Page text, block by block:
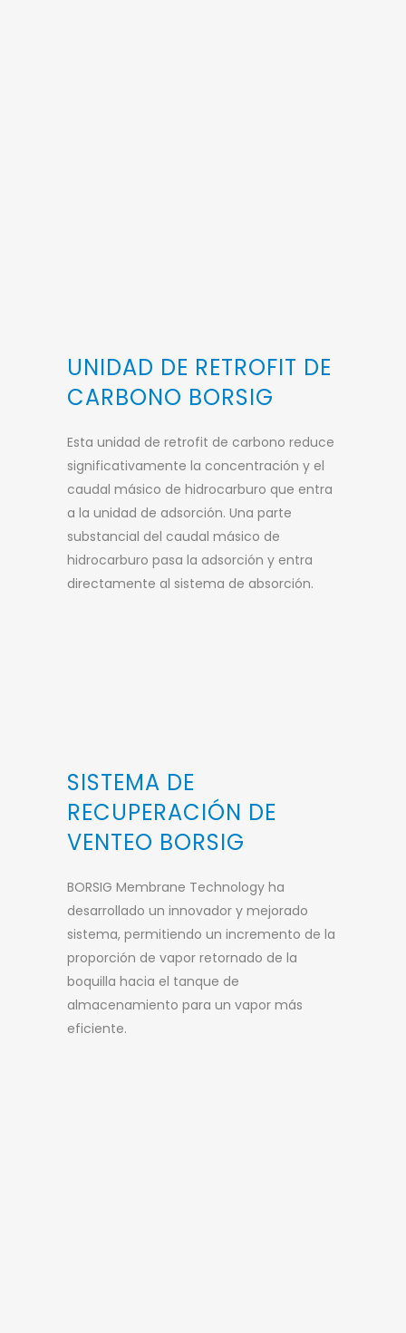
UNIDAD DE RETROFIT DE
CARBONO BORSIG
Esta unidad de retrofit de carbono reduce
significativamente la concentración y el
caudal másico de hidrocarburo que entra
a la unidad de adsorción. Una parte
substancial del caudal másico de
hidrocarburo pasa la adsorción y entra
directamente al sistema de absorción.
SISTEMA DE
RECUPERACIÓN DE
VENTEO BORSIG
BORSIG Membrane Technology ha
desarrollado un innovador y mejorado
sistema, permitiendo un incremento de la
proporción de vapor retornado de la
boquilla hacia el tanque de
almacenamiento para un vapor más
eficiente.